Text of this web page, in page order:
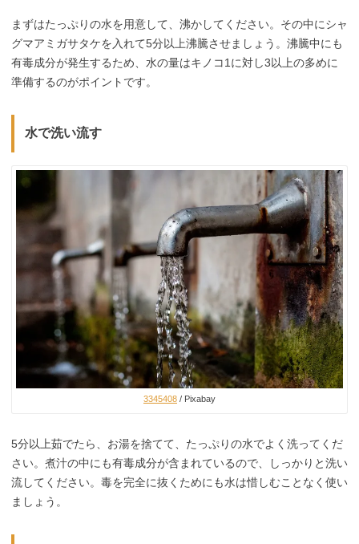
まずはたっぷりの水を用意して、沸かしてください。その中にシャ
グマアミガサタケを入れて5分以上沸騰させましょう。沸騰中にも
有毒成分が発生するため、水の量はキノコ1に対し3以上の多めに
準備するのがポイントです。
水で洗い流す
3345408 / Pixabay
5分以上茹でたら、お湯を捨てて、たっぷりの水でよく洗ってくだ
さい。煮汁の中にも有毒成分が含まれているので、しっかりと洗い
流してください。毒を完全に抜くためにも水は惜しむことなく使い
ましょう。